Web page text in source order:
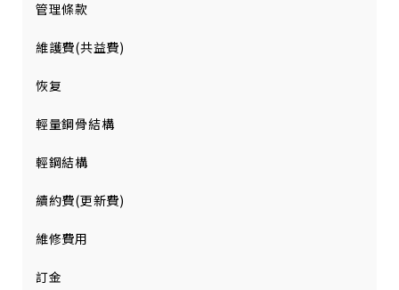
管理條款
維護費(共益費)
恢复
輕量鋼骨結構
輕鋼結構
續約費(更新費)
維修費用
訂金